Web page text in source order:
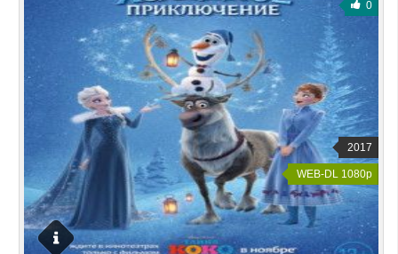
0
2017
WEB-DL 1080p